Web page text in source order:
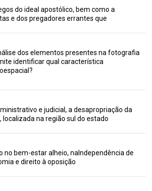
do ideal apostólico, bem como a
e dos pregadores errantes que
dos elementos presentes na fotografia
identificar qual característica
e judicial, a desapropriação da
na região sul do estado
no bem-estar alheio, naIndependência de
e direito à oposição